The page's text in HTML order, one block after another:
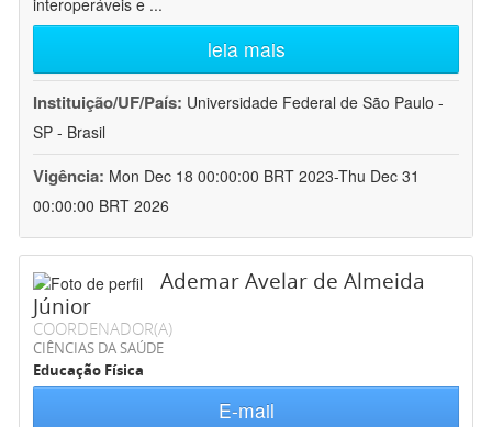
interoperáveis e ...
leia mais
Instituição/UF/País: Universidade Federal de São Paulo -
SP - Brasil
Vigência: Mon Dec 18 00:00:00 BRT 2023-Thu Dec 31
00:00:00 BRT 2026
Ademar Avelar de Almeida
Júnior
COORDENADOR(A)
CIÊNCIAS DA SAÚDE
Educação Física
E-mail